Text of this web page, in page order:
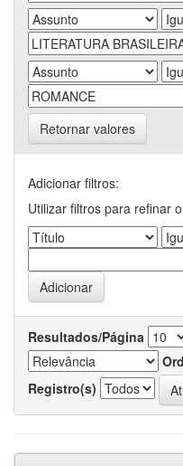
Retornar valores
Adicionar filtros:
Utilizar filtros para refinar
Resultados/Página
Registro(s)